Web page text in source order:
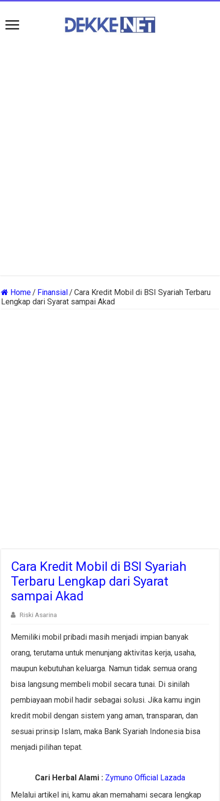
Home/ Finansial/ Cara Kredit Mobil di BSI Syariah Terbaru
Lengkap dari Syarat sampai Akad
Cara Kredit Mobil di BSI Syariah
Terbaru Lengkap dari Syarat
sampai Akad
Riski Asarina
Memiliki mobil pribadi masih menjadi impian banyak
orang, terutama untuk menunjang aktivitas kerja, usaha,
maupun kebutuhan keluarga. Namun tidak semua orang
bisa langsung membeli mobil secara tunai. Di sinilah
pembiayaan mobil hadir sebagai solusi. Jika kamu ingin
kredit mobil dengan sistem yang aman, transparan, dan
sesuai prinsip Islam, maka Bank Syariah Indonesia bisa
menjadi pilihan tepat.
Cari Herbal Alami : Zymuno Official Lazada
Melalui artikel ini, kamu akan memahami secara lengkap